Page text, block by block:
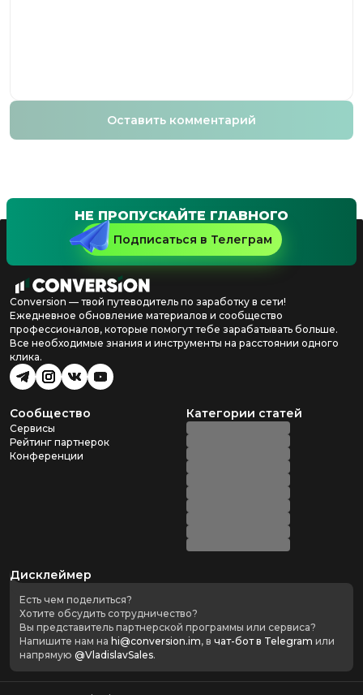
Оставить комментарий
НЕ ПРОПУСКАЙТЕ ГЛАВНОГО
Подписаться в Телеграм
Conversion — твой путеводитель по заработку в сети!
Ежедневное обновление материалов и сообщество
профессионалов, которые помогут тебе зарабатывать больше.
Все необходимые знания и инструменты на расстоянии одного
клика.
Сообщество
Сервисы
Рейтинг партнерок
Конференции
Категории статей
Дисклеймер
Есть чем поделиться?
Хотите обсудить сотрудничество?
Вы представитель партнерской программы или сервиса?
Напишите нам на hi@conversion.im, в чат-бот в Telegram или
напрямую @VladislavSales.